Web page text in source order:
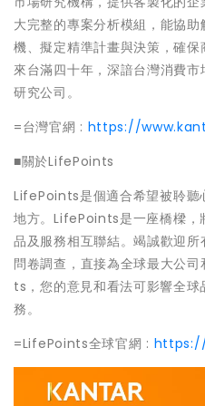
大完整的專案分析模組，能協
機、擬定精準計畫與決策，確
來台滿四十年，深諳台灣消費
研究公司。
=台灣官網 : https://
■關於LifePoints
LifePoints是個適合希望被聆聽
地方。LifePoints是一座橋樑，
品及服務相互聯結。竭誠歡迎
問卷調查，直接為全球最大公
ts，您的意見和看法可影響全
務。
=LifePoints全球官網 :